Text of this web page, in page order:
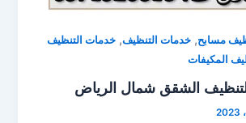
مسابح,خدمات التنظيف,خدمات التنظيف
المكيفات
الشقق شمال الرياض